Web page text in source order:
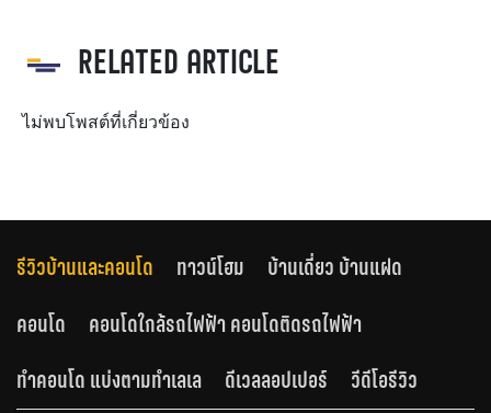
RELATED ARTICLE
ไม่พบโพสต์ที่เกี่ยวข้อง
รีวิวบ้านและคอนโด ทาวน์โฮม
บ้านเดี่ยว บ้านแฝด
คอนโด
คอนโดใกล้รถไฟฟ้า คอนโดติดรถไฟฟ้า
ทำคอนโด แบ่งตามทำเลเล
ดีเวลลอปเปอร์ วีดีโอรีวิว